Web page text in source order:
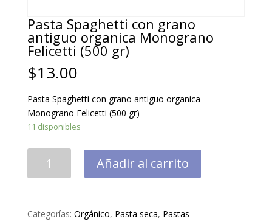
Pasta Spaghetti con grano
antiguo organica Monograno
Felicetti (500 gr)
$13.00
Pasta Spaghetti con grano antiguo organica
Monograno Felicetti (500 gr)
11 disponibles
Spaghetti
antiguo
Añadir al carrito
Categorías: Orgánico, Pasta seca, Pastas